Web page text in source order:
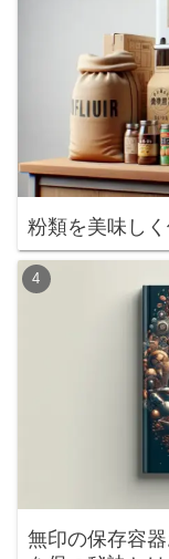
粉類を美味し
無印の保存容